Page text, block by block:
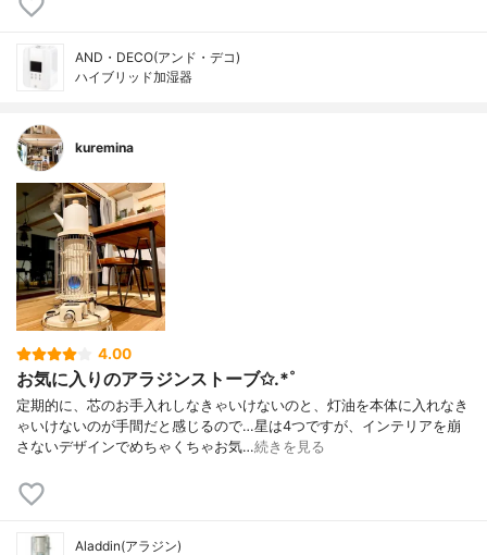
AND・DECO(アンド・デコ)
ハイブリッド加湿器
kuremina
4.00
お気に入りのアラジンストーブ✩.*˚
定期的に、芯のお手入れしなきゃいけないのと、灯油を本体に入れなき
ゃいけないのが手間だと感じるので…星は4つですが、インテリアを崩
さないデザインでめちゃくちゃお気…続きを見る
Aladdin(アラジン)